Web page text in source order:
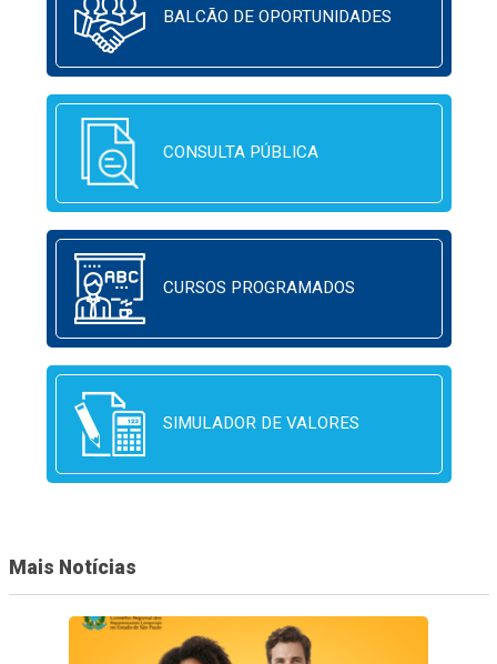
BALCÃO DE OPORTUNIDADES
CONSULTA PÚBLICA
CURSOS PROGRAMADOS
SIMULADOR DE VALORES
Mais Notícias